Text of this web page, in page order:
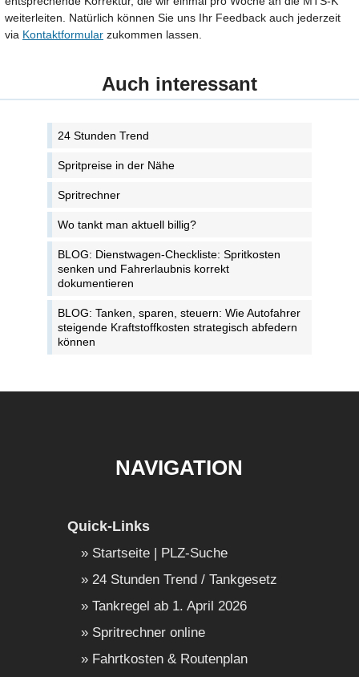
weiterleiten. Natürlich können Sie uns Ihr Feedback auch jederzeit
via Kontaktformular zukommen lassen.
Auch interessant
24 Stunden Trend
Spritpreise in der Nähe
Spritrechner
Wo tankt man aktuell billig?
BLOG: Dienstwagen-Checkliste: Spritkosten
senken und Fahrerlaubnis korrekt
dokumentieren
BLOG: Tanken, sparen, steuern: Wie Autofahrer
steigende Kraftstoffkosten strategisch abfedern
können
NAVIGATION
Quick-Links
Startseite | PLZ-Suche
24 Stunden Trend / Tankgesetz
Tankregel ab 1. April 2026
Spritrechner online
Fahrtkosten & Routenplan